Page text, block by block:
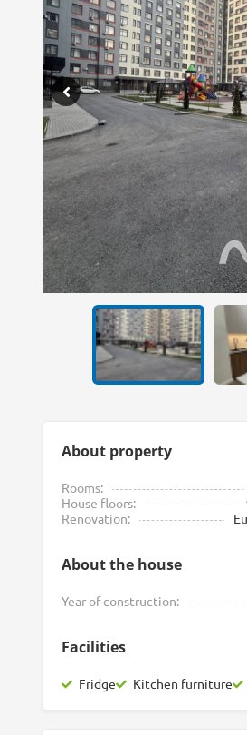
About property
Rooms:
House floors:
Renovation:
About the house
Year of construction:
Facilities
Fridge Kitchen furniture